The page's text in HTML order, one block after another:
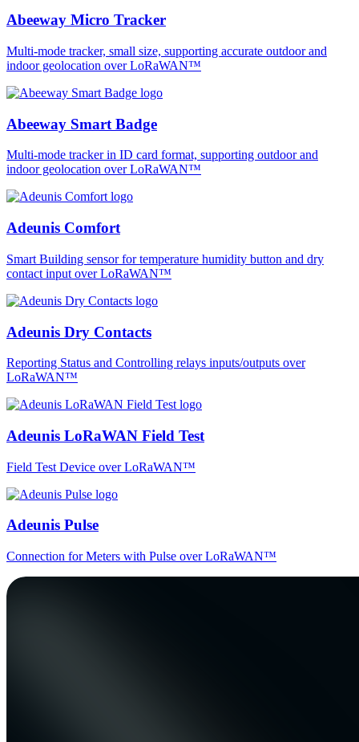
Abeeway Micro Tracker
Multi-mode tracker, small size, supporting accurate outdoor and
indoor geolocation over LoRaWAN™
Abeeway Smart Badge
Multi-mode tracker in ID card format, supporting outdoor and
indoor geolocation over LoRaWAN™
Adeunis Comfort
Smart Building sensor for temperature humidity button and dry
contact input over LoRaWAN™
Adeunis Dry Contacts
Reporting Status and Controlling relays inputs/outputs over
LoRaWAN™
Adeunis LoRaWAN Field Test
Field Test Device over LoRaWAN™
Adeunis Pulse
Connection for Meters with Pulse over LoRaWAN™